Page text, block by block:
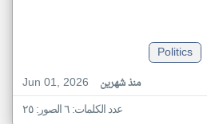
Politics
Jun 01, 2026
منذ شهرين
عدد الكلمات: ٦ الصور: ٢٥